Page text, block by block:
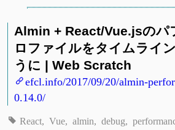
Almin + React/Vue.jsのパ
ロファイルをタイムライ
うに | Web Scratch
efcl.info/2017/09/20/almin-
0.14.0/
React Vue almin debug